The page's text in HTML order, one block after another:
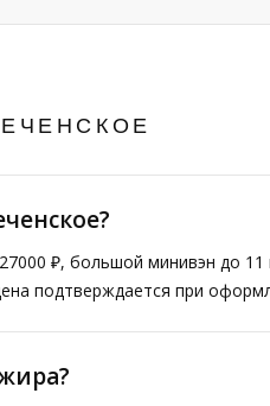
₽, большой минивэн до
подтверждается при